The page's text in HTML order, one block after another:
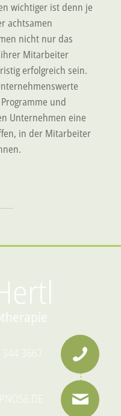
wichtiger ist denn je
achtsamen
nicht nur das
Mitarbeiter
erfolgreich sein.
und
Unternehmen eine
in der Mitarbeiter
344 3667